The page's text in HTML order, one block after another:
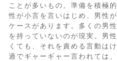
ことが多いもの。準備を積極
性が小言を言いはじめ、男性
ケースがあります。多くの男
を持っていないのが現実。男
くても、それを責める言動は
過でギャーギャー言われては